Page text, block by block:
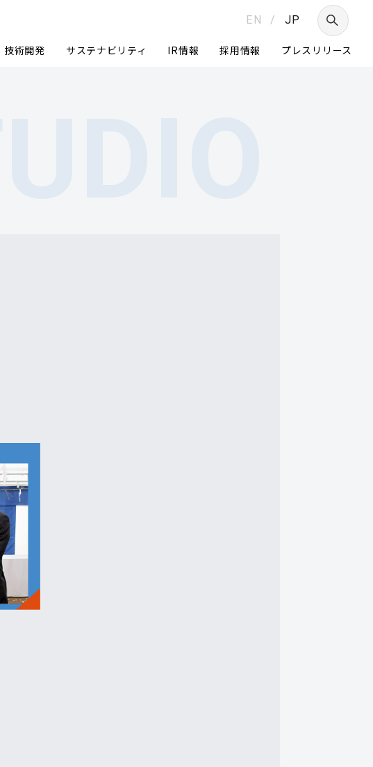
EN / JP
技術開発 サステナビリティ IR情報 採用情報 プレスリリース